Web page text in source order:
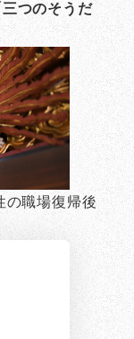
つのそうだ
の職場復帰後